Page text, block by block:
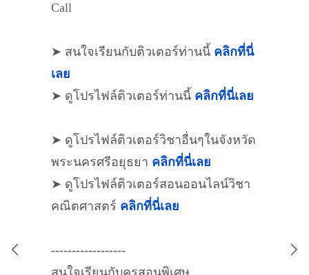
Call
➤ สนใจเรียนกับติวเตอร์ท่านนี้ คลิกที่นี่
เลย
➤ ดูโปรไฟล์ติวเตอร์ท่านนี้ คลิกที่นี่เลย
➤ ดูโปรไฟล์ติวเตอร์วิชาอื่นๆในจังหวัด
พระนครศรีอยุธยา คลิกที่นี่เลย
➤ ดูโปรไฟล์ติวเตอร์สอนออนไลน์วิชา
คณิตศาสตร์ คลิกที่นี่เลย
------------------
สนใจเรียนกับครูสอนพิเศษ